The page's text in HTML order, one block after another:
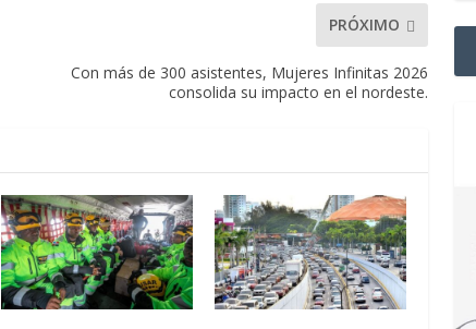
PRÓXIMO
Con más de 300 asistentes, Mujeres Infinitas 2026
consolida su impacto en el nordeste.